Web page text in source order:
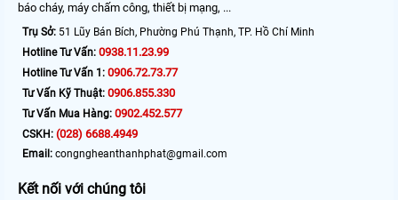
báo cháy, máy chấm công, thiết bị mạng, ...
Trụ Sở: 51 Lũy Bán Bích, Phường Phú Thạnh, TP. Hồ Chí Minh
Hotline Tư Vấn: 0938.11.23.99
Hotline Tư Vấn 1: 0906.72.73.77
Tư Vấn Kỹ Thuật: 0906.855.330
Tư Vấn Mua Hàng: 0902.452.577
CSKH: (028) 6688.4949
Email: congngheanthanhphat@gmail.com
Kết nối với chúng tôi